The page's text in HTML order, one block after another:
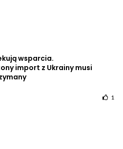
wsparcia.
import z Ukrainy musi
1